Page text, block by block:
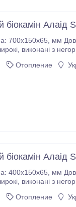
біокамін Алаід
3500 Ватт Вузький паливний блок розроблений як
• Виготовляється з високоякісної
Отопление
біокамін Алаід
2000 Ватт Вузький паливний блок розроблений як
• Виготовляється з високоякісної
Отопление